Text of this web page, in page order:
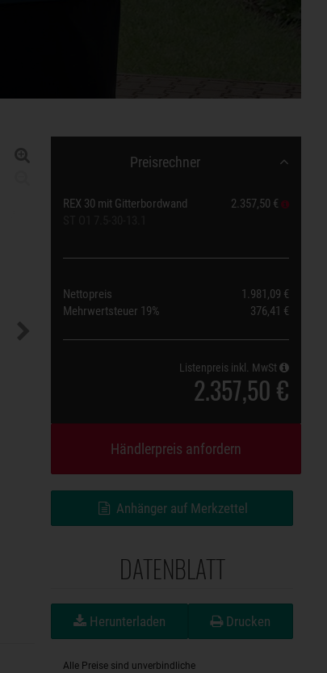
Preisrechner
REX 30 mit Gitterbordwand
2.357,50 €
Nettopreis
1.981,09 €
Mehrwertsteuer 19% 376,41 €
Listenpreis inkl. MwSt
2.357,50 €
Händlerpreis anfordern
Anhänger auf Merkzettel
DATENBLATT
Herunterladen Drucken
Alle Preise sind unverbindliche